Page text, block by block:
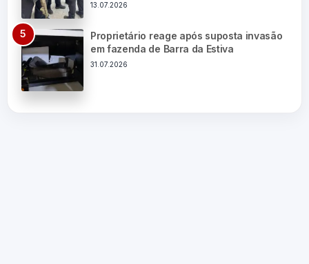
13.07.2026
Proprietário reage após suposta invasão
em fazenda de Barra da Estiva
31.07.2026